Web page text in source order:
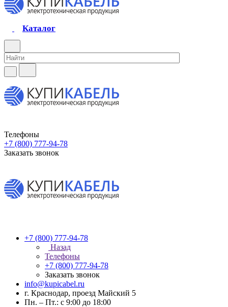
Каталог
Телефоны
+7 (800) 777-94-78
Заказать звонок
+7 (800) 777-94-78
Назад
Телефоны
+7 (800) 777-94-78
Заказать звонок
info@kupicabel.ru
г. Краснодар, проезд Майский 5
Пн. – Пт.: с 9:00 до 18:00